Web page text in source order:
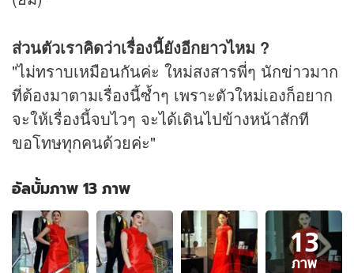
ส่วนตัวเราคิดว่าเรื่องนี้ยังอีกยาวไหม ?
"ไม่ทราบเหมือนกันค่ะ ใหม่สงสารพี่ๆ นักข่าวมาก
ที่ต้องมาตามเรื่องนี้ซ้ำๆ เพราะตัวใหม่เองก็อยาก
จะให้เรื่องนี้จบไวๆ จะได้เดินไปข้างหน้าสักที
ขอโทษทุกคนด้วยค่ะ"
อัลบั้มภาพ 13 ภาพ
อัลบั้ม
ภาพ
13
ภาพ
13
ภาพ